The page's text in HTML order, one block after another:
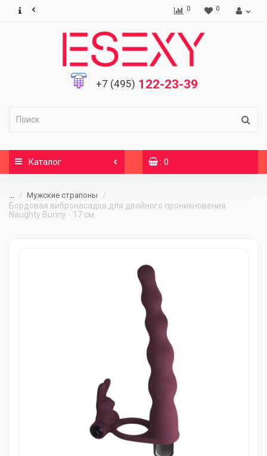
0 0
+7 (495) 122-23-39
Каталог : 0
... Мужские страпоны
Бордовая вибронасадка для двойного проникновения
Naughty Bunny - 17 см.